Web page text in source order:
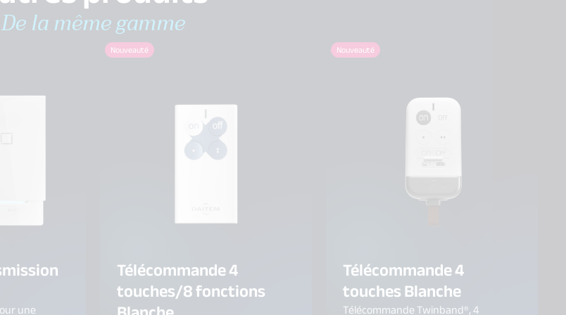
De la même gamme
une
Nouveauté
Télécommande 4
touches/8 fonctions
Nouveauté
Télécommande 4
touches Blanche
Télécommande Twinband®, 4